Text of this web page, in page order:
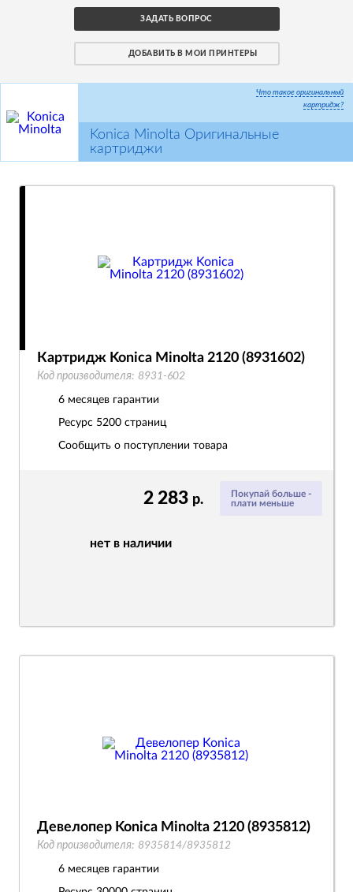
ЗАДАТЬ ВОПРОС
ДОБАВИТЬ В МОИ ПРИНТЕРЫ
Что такое оригинальный
картридж?
Konica Minolta Оригинальные
картриджи
Покупай больше -
плати меньше
2 283 р.
нет в наличии
Картридж Konica Minolta 2120 (8931602)
Код производителя: 8931-602
6 месяцев гарантии
Ресурс 5200 страниц
Сообщить о поступлении товара
Девелопер Konica Minolta 2120 (8935812)
Код производителя: 8935814/8935812
6 месяцев гарантии